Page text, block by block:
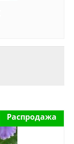
Распродажа